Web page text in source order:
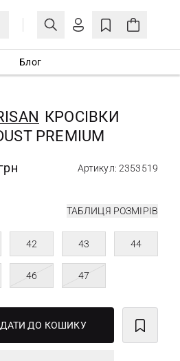
МОЯ ОБЛІКІВКА
Ще не зареєстровані?
СТВОРИТИ ОБЛІКІВКУ
Блог
КРОСІВКИ
PREMIUM
Артикул: 2353519
ТАБЛИЦЯ РОЗМІРІВ
42 43 44
46 47
ДО КОШИКУ